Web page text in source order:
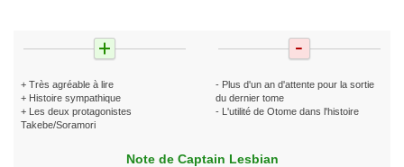
+ Très agréable à lire
+ Histoire sympathique
+ Les deux protagonistes
Takebe/Soramori
- Plus d'un an d'attente pour la sortie
du dernier tome
- L'utilité de Otome dans l'histoire
Note de Captain Lesbian